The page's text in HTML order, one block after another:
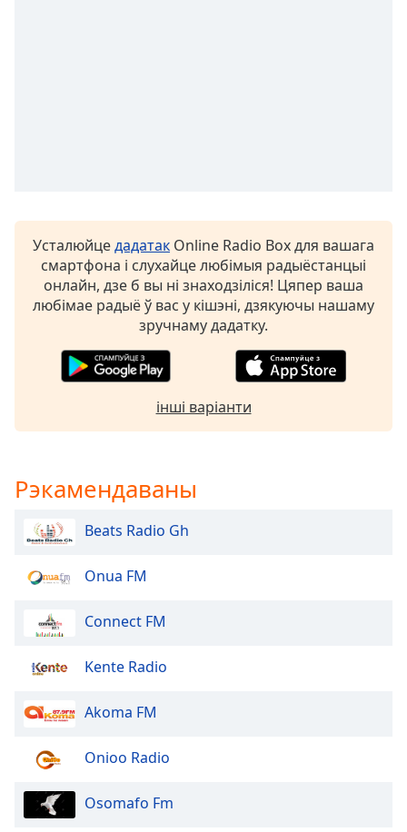
Picture-
in-
Picture
Fullscreen
Escape
cancel
close
window.
Color
Opacity
Background
Color
Усталюйцедадатак Online Radio Box для вашага
смартфона і слухайце любімыя радыёстанцыі
онлайн, дзе б вы ні знаходзіліся! Цяпер ваша
любімае радыё ў вас у кішэні, дзякуючы нашаму
зручнаму дадатку.
інші варіанти
Рэкамендаваны
Beats Radio Gh
Onua FM
Connect FM
Kente Radio
Akoma FM
Onioo Radio
Osomafo Fm